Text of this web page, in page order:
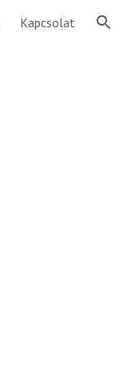
Kapcsolat